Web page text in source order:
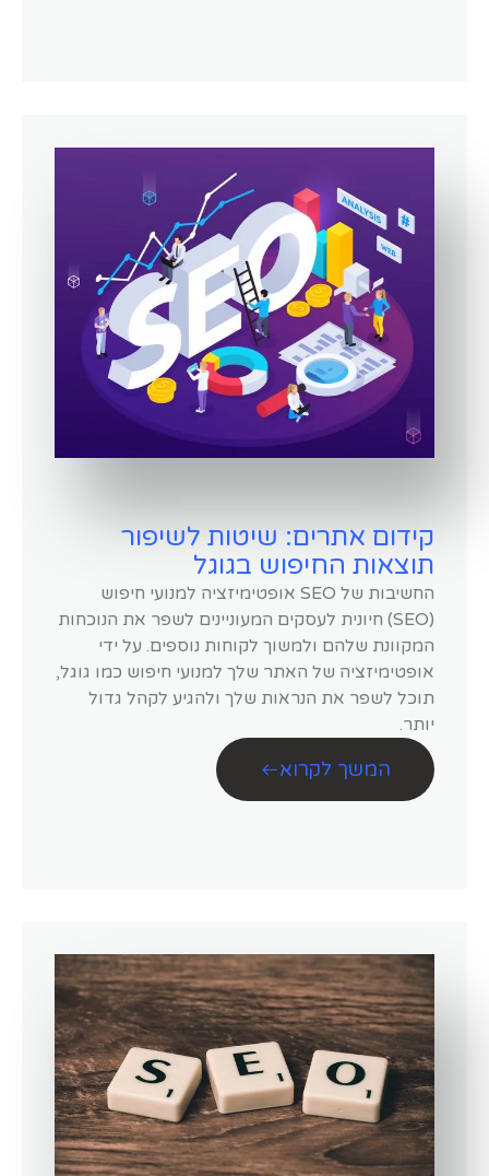
קידום אתרים: שיטות לשיפור
תוצאות החיפוש בגוגל
החשיבות של SEO אופטימיזציה למנועי חיפוש
(SEO) חיונית לעסקים המעוניינים לשפר את הנוכחות
המקוונת שלהם ולמשוך לקוחות נוספים. על ידי
אופטימיזציה של האתר שלך למנועי חיפוש כמו גוגל,
תוכל לשפר את הנראות שלך ולהגיע לקהל גדול
יותר.
המשך לקרוא